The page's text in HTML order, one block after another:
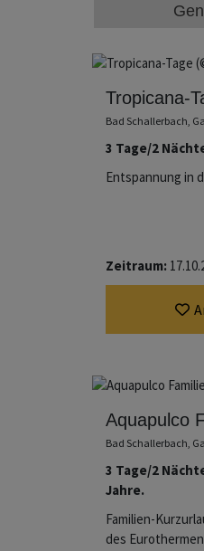
Tropicana-
Bad Schallerbach,
3 Tage/2
Entspannung in
Zeitraum:
Aquapulco
Bad Schallerbach,
3 Tage/2
Jahre.
Familien-
des